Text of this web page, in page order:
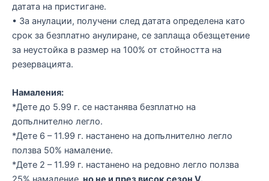
датата на пристигане.
• За анулации, получени след датата определена като
срок за безплатно анулиране, се заплаща обезщетение
за неустойка в размер на 100% от стойността на
резервацията.
Намаления:
*Дете до 5.99 г. се настанява безплатно на
допълнително легло.
*Дете 6 – 11.99 г. настанено на допълнително легло
ползва 50% намаление.
*Дете 2 – 11.99 г. настанено на редовно легло ползва